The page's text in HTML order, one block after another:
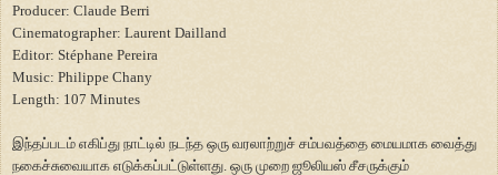
Producer: Claude Berri
Cinematographer: Laurent Dailland
Editor: Stéphane Pereira
Music: Philippe Chany
Length: 107 Minutes
இந்தப்படம் எகிப்து நாட்டில் நடந்த ஒரு வரலாற்றுச் சம்பவத்தை மையமாக வைத்து
நகைச்சுவையாக எடுக்கப்பட்டுள்ளது. ஒரு முறை ஜூலியஸ் சீசருக்கும்